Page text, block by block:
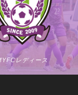
レディース